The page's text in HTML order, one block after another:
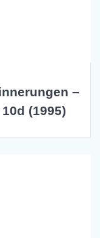
–
(1995)